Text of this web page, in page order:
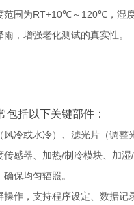
范围为RT+10℃～120℃，湿
，增强老化测试的真实性。
包括以下关键部件：
冷或水冷）、滤光片（调整
传感器、加热/制冷模块、加湿/
保均匀辐照。
操作，支持程序设定、数据记